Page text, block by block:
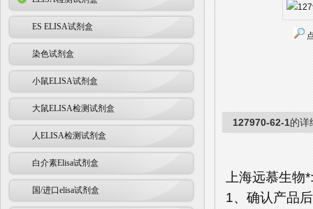
ES ELISA试剂盒
染色试剂盒
小鼠ELISA试剂盒
大鼠ELISA检测试剂盒
人ELISA检测试剂盒
白介素Elisa试剂盒
国/进口elisa试剂盒
127970-62-1的详
上海远慕生物*:
1、确认产品